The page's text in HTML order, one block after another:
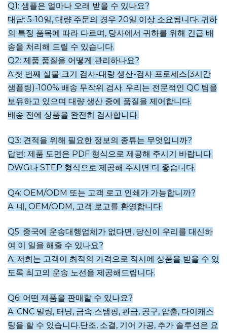
Q1: 샘플은 얼마나 오래 받을 수 있나요?
대답: 5-10일, 대량 주문의 경우 20일 이상 소요됩니다. 귀하
의 특정 품목에 따라 다르며, 당사에서 귀하를 위해 긴급 배
송을 처리해 드릴 수 있습니다.
Q2: 제품 품질을 어떻게 관리하나요?
A:첫 번째 실물 크기 검사-대량 생산-검사 프로세스(3시간
샘플링)-100% 배송 무작위 검사. 우리는 전문적인 QC 팀을
보유하고 있으며 대량 생산 중에 품질을 제어합니다.
배송 전에 상품을 완전히 검사합니다.
Q3: 견적을 위해 필요한 정보의 종류는 무엇입니까?
답변: 제품 도면은 PDF 형식으로 제공해 주시기 바랍니다.
DWG나 STEP 형식으로 제공해 주시면 더 좋습니다.
Q4: OEM/ODM 또는 고객 로고 인쇄가 가능합니까?
A: 네, OEM/ODM, 고객 로고를 환영합니다.
Q5: 중국에 운송대행업체가 없다면, 당신이 우리를 대신하
여 이 일을 해줄 수 있나요?
A: 저희는 고객이 최적의 가격으로 적시에 상품을 받을 수 있
도록 최고의 운송 노선을 제공해드립니다.
Q6: 어떤 제품을 판매할 수 있나요?
A: CNC 밀링, 터닝, 금속 스탬핑, 판금, 공구, 압출, 다이캐스
팅을 할 수 있습니다.단조, 소결, 기어 가공, 추가 솔루션은 요